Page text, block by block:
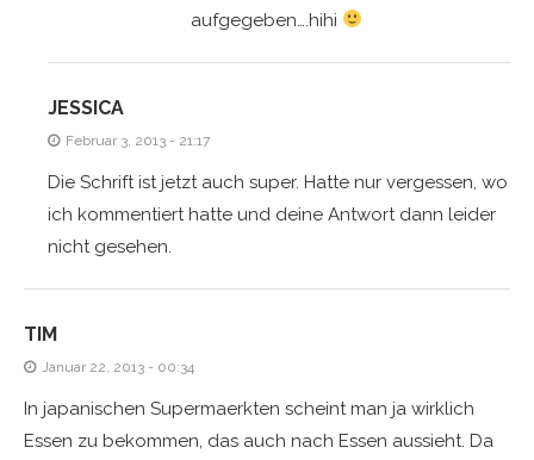
aufgegeben….hihi
JESSICA
Februar 3, 2013 - 21:17
Die Schrift ist jetzt auch super. Hatte nur vergessen, wo
ich kommentiert hatte und deine Antwort dann leider
nicht gesehen.
TIM
Januar 22, 2013 - 00:34
In japanischen Supermaerkten scheint man ja wirklich
Essen zu bekommen, das auch nach Essen aussieht. Da